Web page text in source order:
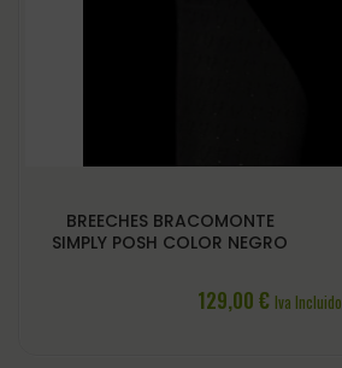
BREECHES BRACOMONTE
SIMPLY POSH COLOR NEGRO
129,00 € Iva Incluido